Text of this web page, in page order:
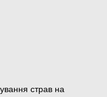
страв на